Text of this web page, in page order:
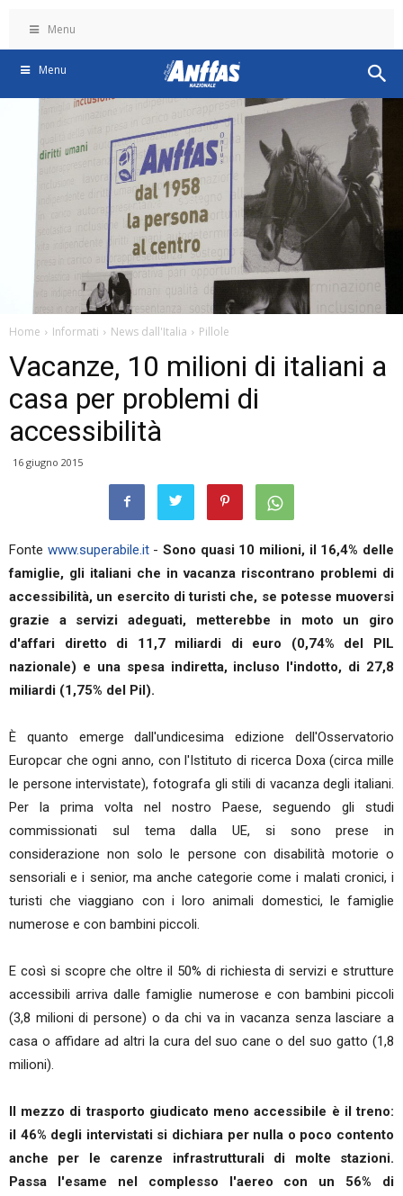
Menu
Menu
Home Informati News dall'Italia Pillole
Vacanze, 10 milioni di italiani a
casa per problemi di
accessibilità
16 giugno 2015
Fonte www.superabile.it-Sono quasi 10 milioni, il 16,4% delle
famiglie, gli italiani che in vacanza riscontrano problemi di
accessibilità, un esercito di turisti che, se potesse muoversi
grazie a servizi adeguati, metterebbe in moto un giro
d'affari diretto di 11,7 miliardi di euro (0,74% del PIL
nazionale) e una spesa indiretta, incluso l'indotto, di 27,8
miliardi (1,75% del Pil).
È quanto emerge dall'undicesima edizione dell'Osservatorio
Europcar che ogni anno, con l'Istituto di ricerca Doxa (circa mille
le persone intervistate), fotografa gli stili di vacanza degli italiani.
Per la prima volta nel nostro Paese, seguendo gli studi
commissionati sul tema dalla UE, si sono prese in
considerazione non solo le persone con disabilità motorie o
sensoriali e i senior, ma anche categorie come i malati cronici, i
turisti che viaggiano con i loro animali domestici, le famiglie
numerose e con bambini piccoli.
E così si scopre che oltre il 50% di richiesta di servizi e strutture
accessibili arriva dalle famiglie numerose e con bambini piccoli
(3,8 milioni di persone) o da chi va in vacanza senza lasciare a
casa o affidare ad altri la cura del suo cane o del suo gatto (1,8
milioni).
Il mezzo di trasporto giudicato meno accessibile è il treno:
il 46% degli intervistati si dichiara per nulla o poco contento
anche per le carenze infrastrutturali di molte stazioni.
Passa l'esame nel complesso l'aereo con un 56% di